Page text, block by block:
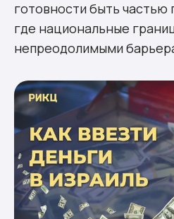
готовности быть частью
где национальные
непреодолимыми